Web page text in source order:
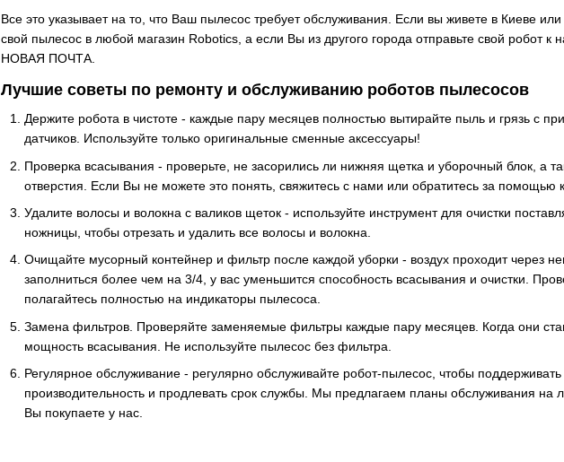
Все это указывает на то, что Ваш пылесос требует обслуживания. Если вы живете в Киеве
свой пылесос в любой магазин Robotics, а если Вы из другого города отправьте свой робот
НОВАЯ ПОЧТА.
Лучшие советы по ремонту и обслуживанию роботов пылесосов
Держите робота в чистоте - каждые пару месяцев полностью вытирайте пыль и грязь с
датчиков. Используйте только оригинальные сменные аксессуары!
Проверка всасывания - проверьте, не засорились ли нижняя щетка и уборочный блок, а
отверстия. Если Вы не можете это понять, свяжитесь с нами или обратитесь за помощью
Удалите волосы и волокна с валиков щеток - используйте инструмент для очистки
ножницы, чтобы отрезать и удалить все волосы и волокна.
Очищайте мусорный контейнер и фильтр после каждой уборки - воздух проходит через
заполниться более чем на 3/4, у вас уменьшится способность всасывания и очистки.
полагайтесь полностью на индикаторы пылесоса.
Замена фильтров. Проверяйте заменяемые фильтры каждые пару месяцев. Когда они
мощность всасывания. Не используйте пылесос без фильтра.
Регулярное обслуживание - регулярно обслуживайте робот-пылесос, чтобы
производительность и продлевать срок службы. Мы предлагаем планы обслуживания на
Вы покупаете у нас.